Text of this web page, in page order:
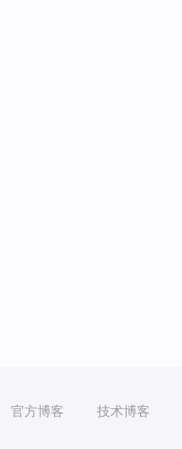
官方博客 技术博客